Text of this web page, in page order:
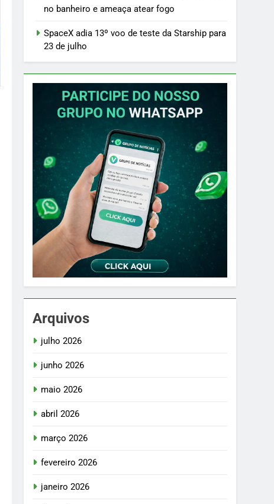
no banheiro e ameaça atear fogo
SpaceX adia 13º voo de teste da Starship para
23 de julho
Arquivos
julho 2026
junho 2026
maio 2026
abril 2026
março 2026
fevereiro 2026
janeiro 2026